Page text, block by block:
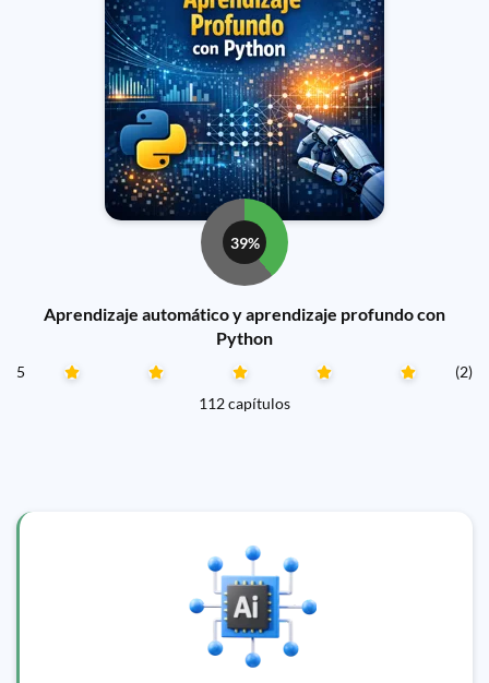
39%
Aprendizaje automático y aprendizaje profundo con
Python
5
(2)
112 capítulos